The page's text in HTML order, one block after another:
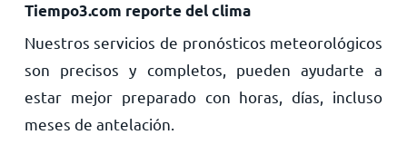
Tiempo3.com reporte del clima
Nuestros servicios de pronósticos meteorológicos
son precisos y completos, pueden ayudarte a
estar mejor preparado con horas, días, incluso
meses de antelación.